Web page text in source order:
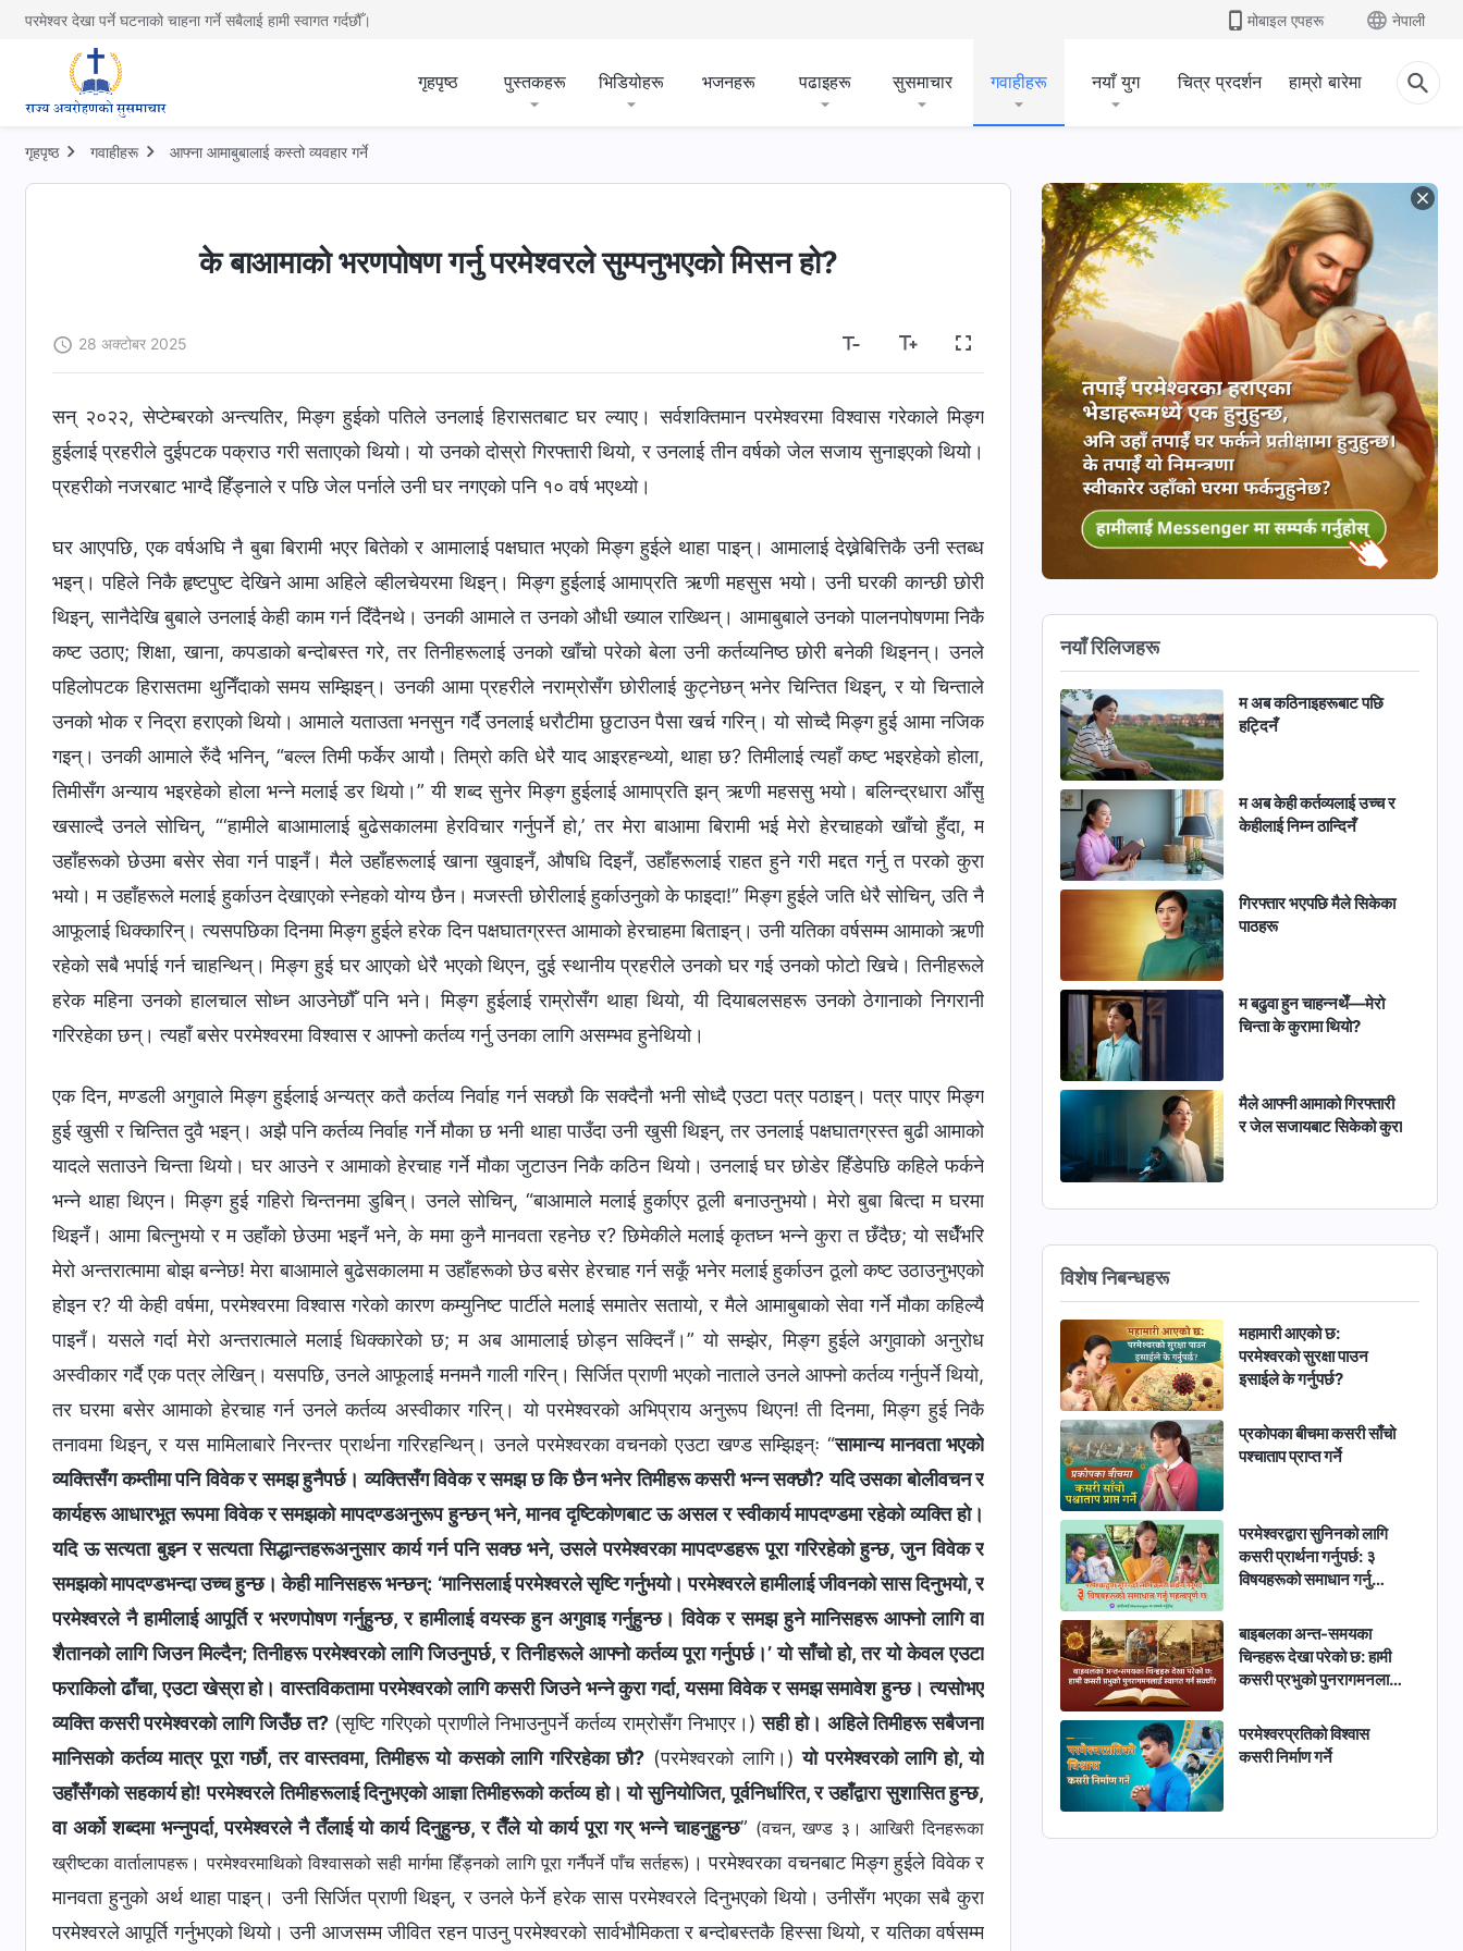
परमेश्वर देखा पर्ने घटनाको चाहना गर्ने सबैलाई हामी स्वागत गर्दछौँ। मोबाइल एपहरू नेपाली
गृहपृष्ठ पुस्तकहरू भिडियोहरू भजनहरू पढाइहरू सुसमाचार गवाहीहरू नयाँ युग चित्र प्रदर्शन हाम्रो बारेमा
गृहपृष्ठ गवाहीहरू आफ्ना आमाबुबालाई कस्तो व्यवहार गर्ने
के बाआमाको भरणपोषण गर्नु परमेश्‍वरले सुम्पनुभएको मिसन हो?
28 अक्टोबर 2025
सन् २०२२, सेप्टेम्बरको अन्त्यतिर, मिङ्ग हुईको पतिले उनलाई हिरासतबाट घर ल्याए। सर्वशक्तिमान परमेश्‍वरमा विश्‍वास गरेकाले मिङ्ग
हुईलाई प्रहरीले दुईपटक पक्राउ गरी सताएको थियो। यो उनको दोस्रो गिरफ्तारी थियो, र उनलाई तीन वर्षको जेल सजाय सुनाइएको थियो।
प्रहरीको नजरबाट भाग्दै हिँड्नाले र पछि जेल पर्नाले उनी घर नगएको पनि १० वर्ष भएथ्यो।
घर आएपछि, एक वर्षअघि नै बुबा बिरामी भएर बितेको र आमालाई पक्षघात भएको मिङ्ग हुईले थाहा पाइन्। आमालाई देख्नेबित्तिकै उनी स्तब्ध
भइन्। पहिले निकै हृष्टपुष्ट देखिने आमा अहिले व्हीलचेयरमा थिइन्। मिङ्ग हुईलाई आमाप्रति ऋणी महसुस भयो। उनी घरकी कान्छी छोरी
थिइन्, सानैदेखि बुबाले उनलाई केही काम गर्न दिँदैनथे। उनकी आमाले त उनको औधी ख्याल राख्थिन्। आमाबुबाले उनको पालनपोषणमा निकै
कष्ट उठाए; शिक्षा, खाना, कपडाको बन्दोबस्त गरे, तर तिनीहरूलाई उनको खाँचो परेको बेला उनी कर्तव्यनिष्ठ छोरी बनेकी थिइनन्। उनले
पहिलोपटक हिरासतमा थुनिँदाको समय सम्झिइन्। उनकी आमा प्रहरीले नराम्रोसँग छोरीलाई कुट्नेछन् भनेर चिन्तित थिइन्, र यो चिन्ताले
उनको भोक र निद्रा हराएको थियो। आमाले यताउता भनसुन गर्दै उनलाई धरौटीमा छुटाउन पैसा खर्च गरिन्। यो सोच्दै मिङ्ग हुई आमा नजिक
गइन्। उनकी आमाले रुँदै भनिन्, “बल्ल तिमी फर्केर आयौ। तिम्रो कति धेरै याद आइरहन्थ्यो, थाहा छ? तिमीलाई त्यहाँ कष्ट भइरहेको होला,
तिमीसँग अन्याय भइरहेको होला भन्‍ने मलाई डर थियो।” यी शब्द सुनेर मिङ्ग हुईलाई आमाप्रति झन् ऋणी महससु भयो। बलिन्द्रधारा आँसु
खसाल्दै उनले सोचिन्, “‘हामीले बाआमालाई बुढेसकालमा हेरविचार गर्नुपर्ने हो,’ तर मेरा बाआमा बिरामी भई मेरो हेरचाहको खाँचो हुँदा, म
उहाँहरूको छेउमा बसेर सेवा गर्न पाइनँ। मैले उहाँहरूलाई खाना खुवाइनँ, औषधि दिइनँ, उहाँहरूलाई राहत हुने गरी मद्दत गर्नु त परको कुरा
भयो। म उहाँहरूले मलाई हुर्काउन देखाएको स्नेहको योग्य छैन। मजस्ती छोरीलाई हुर्काउनुको के फाइदा!” मिङ्ग हुईले जति धेरै सोचिन्, उति नै
आफूलाई धिक्कारिन्। त्यसपछिका दिनमा मिङ्ग हुईले हरेक दिन पक्षघातग्रस्त आमाको हेरचाहमा बिताइन्। उनी यतिका वर्षसम्म आमाको ऋणी
रहेको सबै भर्पाई गर्न चाहन्थिन्। मिङ्ग हुई घर आएको धेरै भएको थिएन, दुई स्थानीय प्रहरीले उनको घर गई उनको फोटो खिचे। तिनीहरूले
हरेक महिना उनको हालचाल सोध्न आउनेछौँ पनि भने। मिङ्ग हुईलाई राम्रोसँग थाहा थियो, यी दियाबलसहरू उनको ठेगानाको निगरानी
गरिरहेका छन्। त्यहाँ बसेर परमेश्‍वरमा विश्‍वास र आफ्नो कर्तव्य गर्नु उनका लागि असम्भव हुनेथियो।
एक दिन, मण्डली अगुवाले मिङ्ग हुईलाई अन्यत्र कतै कर्तव्य निर्वाह गर्न सक्छौ कि सक्दैनौ भनी सोध्दै एउटा पत्र पठाइन्। पत्र पाएर मिङ्ग
हुई खुसी र चिन्तित दुवै भइन्। अझै पनि कर्तव्य निर्वाह गर्ने मौका छ भनी थाहा पाउँदा उनी खुसी थिइन्, तर उनलाई पक्षघातग्रस्त बुढी आमाको
यादले सताउने चिन्ता थियो। घर आउने र आमाको हेरचाह गर्ने मौका जुटाउन निकै कठिन थियो। उनलाई घर छोडेर हिँडेपछि कहिले फर्कने
भन्‍ने थाहा थिएन। मिङ्ग हुई गहिरो चिन्तनमा डुबिन्। उनले सोचिन्, “बाआमाले मलाई हुर्काएर ठूली बनाउनुभयो। मेरो बुबा बित्दा म घरमा
थिइनँ। आमा बित्नुभयो र म उहाँको छेउमा भइनँ भने, के ममा कुनै मानवता रहनेछ र? छिमेकीले मलाई कृतघ्न भन्‍ने कुरा त छँदैछ; यो सधैँभरि
मेरो अन्तरात्मामा बोझ बन्नेछ! मेरा बाआमाले बुढेसकालमा म उहाँहरूको छेउ बसेर हेरचाह गर्न सकूँ भनेर मलाई हुर्काउन ठूलो कष्ट उठाउनुभएको
होइन र? यी केही वर्षमा, परमेश्‍वरमा विश्‍वास गरेको कारण कम्युनिष्ट पार्टीले मलाई समातेर सतायो, र मैले आमाबुबाको सेवा गर्ने मौका कहिल्यै
पाइनँ। यसले गर्दा मेरो अन्तरात्माले मलाई धिक्कारेको छ; म अब आमालाई छोड्न सक्दिनँ।” यो सम्झेर, मिङ्ग हुईले अगुवाको अनुरोध
अस्वीकार गर्दै एक पत्र लेखिन्। यसपछि, उनले आफूलाई मनमनै गाली गरिन्। सिर्जित प्राणी भएको नाताले उनले आफ्नो कर्तव्य गर्नुपर्ने थियो,
तर घरमा बसेर आमाको हेरचाह गर्न उनले कर्तव्य अस्वीकार गरिन्। यो परमेश्‍वरको अभिप्राय अनुरूप थिएन! ती दिनमा, मिङ्ग हुई निकै
तनावमा थिइन्, र यस मामिलाबारे निरन्तर प्रार्थना गरिरहन्थिन्। उनले परमेश्‍वरका वचनको एउटा खण्ड सम्झिइन्ः “सामान्य मानवता भएको
व्यक्तिसँग कम्तीमा पनि विवेक र समझ हुनैपर्छ। व्यक्तिसँग विवेक र समझ छ कि छैन भनेर तिमीहरू कसरी भन्न सक्छौ? यदि उसका बोलीवचन र
कार्यहरू आधारभूत रूपमा विवेक र समझको मापदण्डअनुरूप हुन्छन् भने, मानव दृष्टिकोणबाट ऊ असल र स्वीकार्य मापदण्डमा रहेको व्यक्ति हो।
यदि ऊ सत्यता बुझ्न र सत्यता सिद्धान्तहरूअनुसार कार्य गर्न पनि सक्छ भने, उसले परमेश्‍वरका मापदण्डहरू पूरा गरिरहेको हुन्छ, जुन विवेक र
समझको मापदण्डभन्दा उच्च हुन्छ। केही मानिसहरू भन्छन्: ‘मानिसलाई परमेश्‍वरले सृष्टि गर्नुभयो। परमेश्‍वरले हामीलाई जीवनको सास दिनुभयो, र
परमेश्‍वरले नै हामीलाई आपूर्ति र भरणपोषण गर्नुहुन्छ, र हामीलाई वयस्क हुन अगुवाइ गर्नुहुन्छ। विवेक र समझ हुने मानिसहरू आफ्नो लागि वा
शैतानको लागि जिउन मिल्दैन; तिनीहरू परमेश्‍वरको लागि जिउनुपर्छ, र तिनीहरूले आफ्नो कर्तव्य पूरा गर्नुपर्छ।’ यो साँचो हो, तर यो केवल एउटा
फराकिलो ढाँचा, एउटा खेस्रा हो। वास्तविकतामा परमेश्‍वरको लागि कसरी जिउने भन्‍ने कुरा गर्दा, यसमा विवेक र समझ समावेश हुन्छ। त्यसोभए
व्यक्ति कसरी परमेश्‍वरको लागि जिउँछ त?(सृष्टि गरिएको प्राणीले निभाउनुपर्ने कर्तव्य राम्रोसँग निभाएर।)सही हो। अहिले तिमीहरू सबैजना
मानिसको कर्तव्य मात्र पूरा गर्छौ, तर वास्तवमा, तिमीहरू यो कसको लागि गरिरहेका छौ? (परमेश्‍वरको लागि।)यो परमेश्‍वरको लागि हो, यो
उहाँसँगको सहकार्य हो! परमेश्‍वरले तिमीहरूलाई दिनुभएको आज्ञा तिमीहरूको कर्तव्य हो। यो सुनियोजित, पूर्वनिर्धारित, र उहाँद्वारा सुशासित हुन्छ,
वा अर्को शब्दमा भन्नुपर्दा, परमेश्‍वरले नै तँलाई यो कार्य दिनुहुन्छ, र तैँले यो कार्य पूरा गर् भन्‍ने चाहनुहुन्छ” (वचन, खण्ड ३। आखिरी दिनहरूका
ख्रीष्टका वार्तालापहरू। परमेश्‍वरमाथिको विश्‍वासको सही मार्गमा हिँड्नको लागि पूरा गर्नैपर्ने पाँच सर्तहरू) । परमेश्‍वरका वचनबाट मिङ्ग हुईले विवेक र
मानवता हुनुको अर्थ थाहा पाइन्। उनी सिर्जित प्राणी थिइन्, र उनले फेर्ने हरेक सास परमेश्‍वरले दिनुभएको थियो। उनीसँग भएका सबै कुरा
परमेश्‍वरले आपूर्ति गर्नुभएको थियो। उनी आजसम्म जीवित रहन पाउनु परमेश्‍वरको सार्वभौमिकता र बन्दोबस्तकै हिस्सा थियो, र यतिका वर्षसम्म
नयाँ रिलिजहरू
म अब कठिनाइहरूबाट पछि
हट्दिनँ
म अब केही कर्तव्यलाई उच्च र
केहीलाई निम्न ठान्दिनँ
गिरफ्तार भएपछि मैले सिकेका
पाठहरू
म बढुवा हुन चाहन्नथेँ—मेरो
चिन्ता के कुरामा थियो?
मैले आफ्नी आमाको गिरफ्तारी
र जेल सजायबाट सिकेको कुरा
विशेष निबन्धहरू
महामारी आएको छ:
परमेश्‍वरको सुरक्षा पाउन
इसाईले के गर्नुपर्छ?
प्रकोपका बीचमा कसरी साँचो
पश्चाताप प्राप्त गर्ने
परमेश्‍वरद्वारा सुनिनको लागि
कसरी प्रार्थना गर्नुपर्छ: ३
विषयहरूको समाधान गर्नु
बाइबलका अन्त-समयका
चिन्हहरू देखा परेको छ: हामी
कसरी प्रभुको पुनरागमनलाई
परमेश्‍वरप्रतिको विश्‍वास
कसरी निर्माण गर्ने